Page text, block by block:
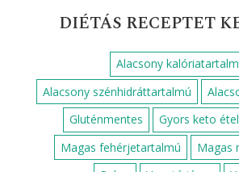
Alma Citromlé Csirkemell
Darált sertéshús
Fehérbor
Fokhagyma
Gomba Hagyma
Krumpli
Liszt Mazsola Mustár